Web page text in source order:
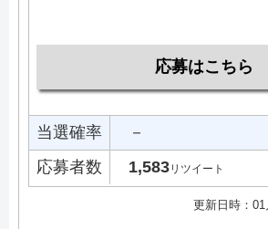
応募はこちら
当選確率
－
応募者数
1,583リツイート
更新日時：